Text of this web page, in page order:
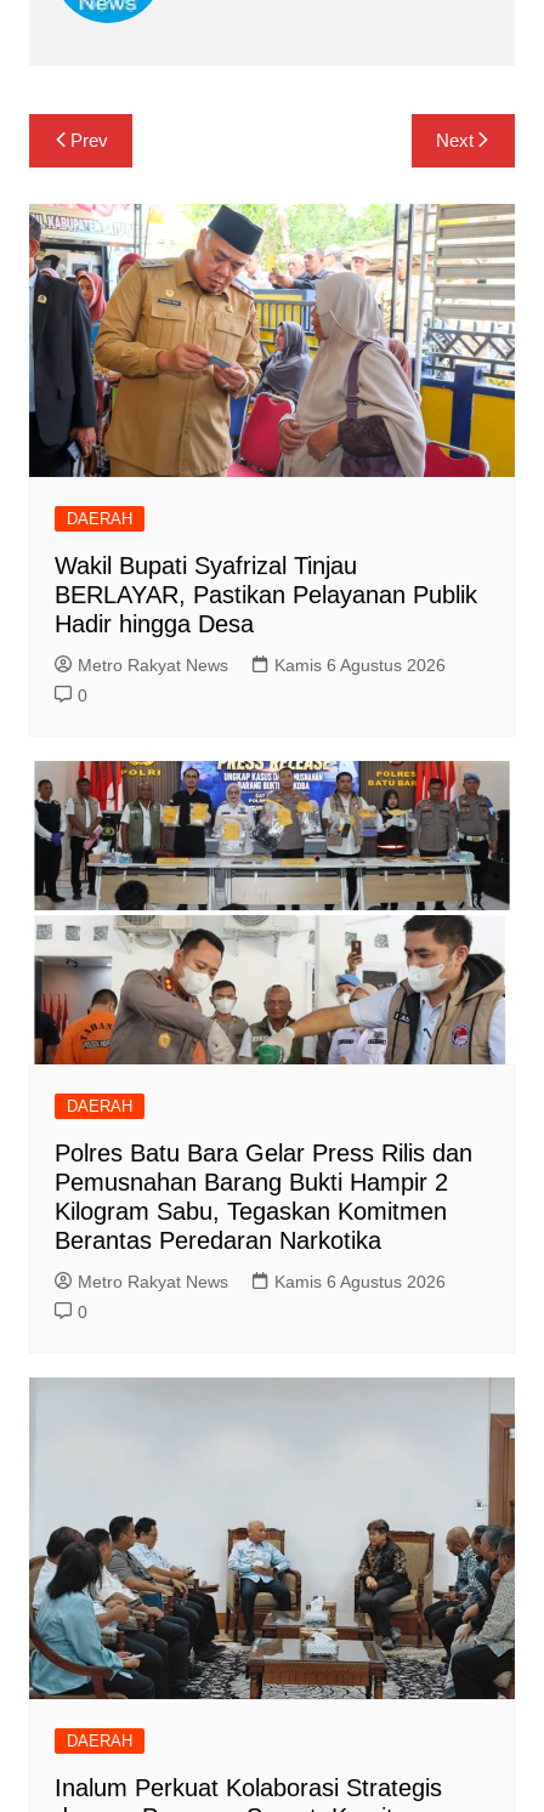
Navigasi
pos
Prev Next
DAERAH
Wakil Bupati Syafrizal Tinjau
BERLAYAR, Pastikan Pelayanan Publik
Hadir hingga Desa
Metro Rakyat News
Kamis 6 Agustus 2026
0
DAERAH
Polres Batu Bara Gelar Press Rilis dan
Pemusnahan Barang Bukti Hampir 2
Kilogram Sabu, Tegaskan Komitmen
Berantas Peredaran Narkotika
Metro Rakyat News
Kamis 6 Agustus 2026
0
DAERAH
Inalum Perkuat Kolaborasi Strategis